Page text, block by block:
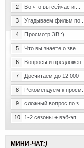
2 Во что вы сейчас иг...
3 Угадываем фильм по ...
4 Просмотр ЗВ :)
5 Что вы знаете о зве...
6 Вопросы и предложен...
7 Досчитаем до 12 000
8 Рекомендуем к просм...
9 сложный вопрос по з...
10 1-2 сезоны + вэб-эп...
МИНИ-ЧАТ:)